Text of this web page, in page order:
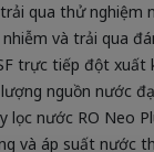
qua thử nghiệm
và trải qua
trực tiếp đột xuất
nguồn nước
nước RO Neo
và áp suất nước